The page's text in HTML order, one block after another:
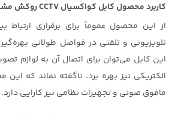
کاربرد محصول کابل کواکسیال CCTV روکش مشکی سیمیا
از این محصول عموماً برای برقراری ارتباط
تلویزیونی و تلفنی در فواصل طولانی
این کابل می‌توان برای اتصال آن به لوازم
الکتریکی نیز بهره برد. ناگفته نماند که
مافوق صوتی و تجهیزات نظامی نیز کارایی دارد.